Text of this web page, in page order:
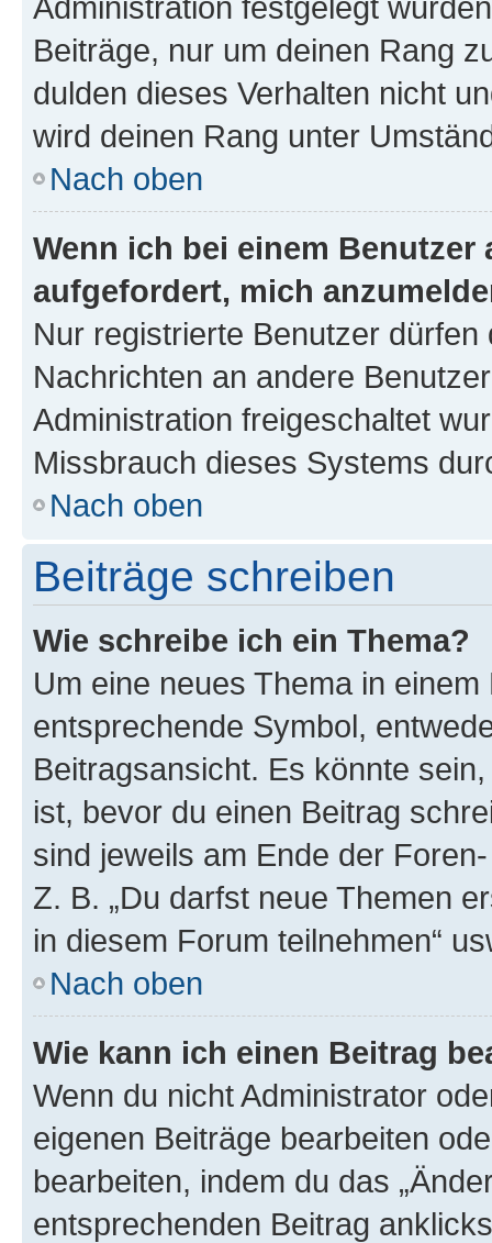
Beiträge, nur um deinen Rang
dulden dieses Verhalten nicht
wird deinen Rang unter
Nach oben
Wenn ich bei einem
aufgefordert, mich
Nur registrierte Benutzer
Nachrichten an andere
Administration freigeschaltet
Missbrauch dieses Systems
Nach oben
Beiträge schreiben
Wie schreibe ich ein Thema?
Um eine neues Thema in
entsprechende Symbol,
Beitragsansicht. Es könnte
ist, bevor du einen Beitrag
sind jeweils am Ende der
Z. B. „Du darfst neue Themen
in diesem Forum teilnehmen“
Nach oben
Wie kann ich einen Beitrag
Wenn du nicht Administrator
eigenen Beiträge bearbeiten
bearbeiten, indem du das
entsprechenden Beitrag